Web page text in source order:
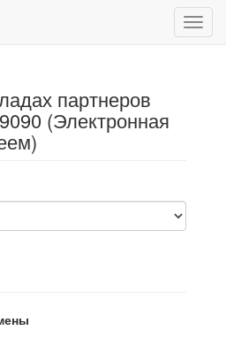
партнеров
(Электронная